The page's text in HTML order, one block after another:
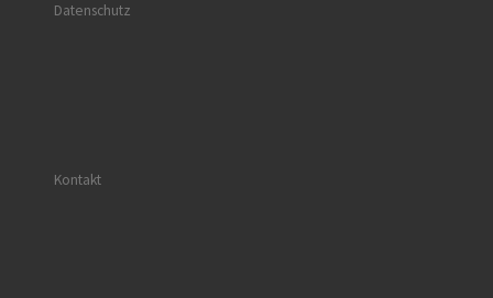
Datenschutz
Kontakt